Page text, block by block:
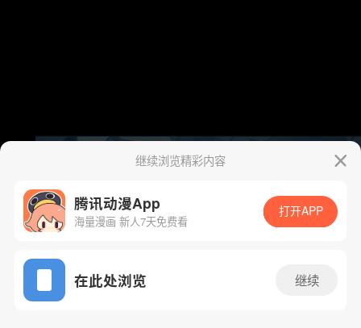
App免费看
继续浏览精彩内容
腾讯动漫App
海量漫画 新人7天免费看
打开APP
在此处浏览 继续